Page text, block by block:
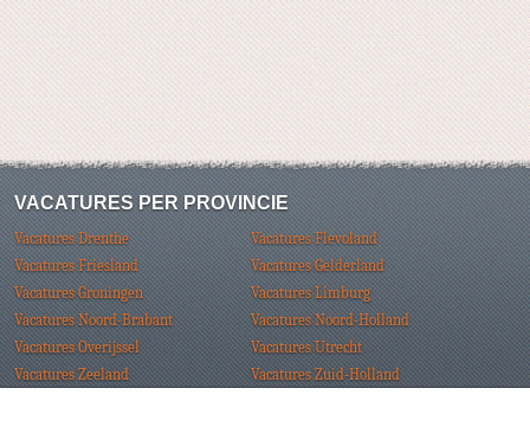
VACATURES PER PROVINCIE
Vacatures Drenthe
Vacatures Flevoland
Vacatures Friesland
Vacatures Gelderland
Vacatures Groningen
Vacatures Limburg
Vacatures Noord-Brabant
Vacatures Noord-Holland
Vacatures Overijssel
Vacatures Utrecht
Vacatures Zeeland
Vacatures Zuid-Holland